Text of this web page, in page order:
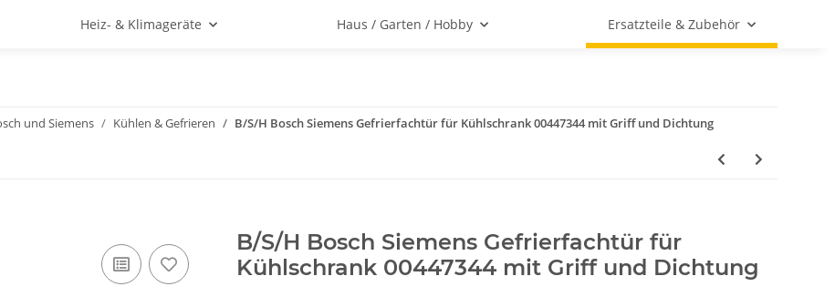
Heiz- & Klimageräte Haus / Garten / Hobby Ersatzteile & Zubehör
und Siemens Kühlen & Gefrieren B/S/H Bosch Siemens Gefrierfachtür für Kühlschrank 00447344 mit Griff und Dichtung
B/S/H Bosch Siemens Gefrierfachtür für
Kühlschrank 00447344 mit Griff und Dichtung